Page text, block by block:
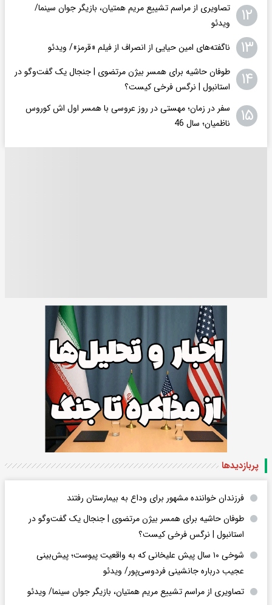
۱۲
تصاویری از مراسم تشییع مریم همتیان، بازیگر جوان سینما/
ویدئو
۱۳ ناگفته‌های امین حیایی از انصراف از فیلم «قرمز»/ ویدئو
۱۴
طوفان حاشیه برای همسر بیژن مرتضوی | جنجال یک گفت‌وگو در
استانبول | نرگس فرخی کیست؟
۱۵
سفر در زمان؛ مهستی در روز عروسی با همسر اول اش کوروس
ناظمیان؛ سال 46
پربازدید‌ها
فرزندان خواننده مشهور برای وداع به بیمارستان رفتند
طوفان حاشیه برای همسر بیژن مرتضوی | جنجال یک گفت‌وگو در
استانبول | نرگس فرخی کیست؟
شوخی ۱۰ سال پیش علیخانی که به واقعیت پیوست؛ پیش‌بینی
عجیب درباره جانشینی فردوسی‌پور/ ویدئو
تصاویری از مراسم تشییع مریم همتیان، بازیگر جوان سینما/ ویدئو